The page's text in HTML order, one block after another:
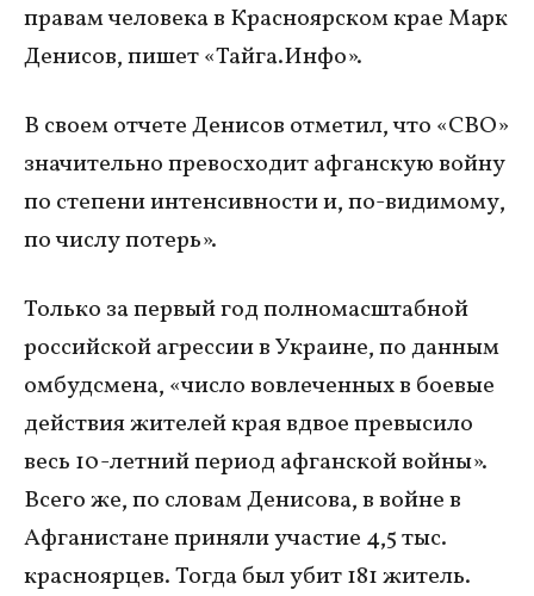
правам человека в Красноярском крае Марк
Денисов, пишет «Тайга.Инфо».
В своем отчете Денисов отметил, что «СВО»
значительно превосходит афганскую войну
по степени интенсивности и, по-видимому,
по числу потерь».
Только за первый год полномасштабной
российской агрессии в Украине, по данным
омбудсмена, «число вовлеченных в боевые
действия жителей края вдвое превысило
весь 10-летний период афганской войны».
Всего же, по словам Денисова, в войне в
Афганистане приняли участие 4,5 тыс.
красноярцев. Тогда был убит 181 житель.